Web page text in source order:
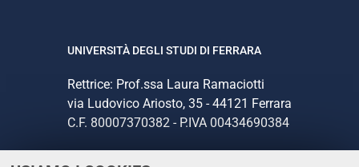
UNIVERSITÀ DEGLI STUDI DI FERRARA
Rettrice: Prof.ssa Laura Ramaciotti
via Ludovico Ariosto, 35 - 44121 Ferrara
C.F. 80007370382 - P.IVA 00434690384